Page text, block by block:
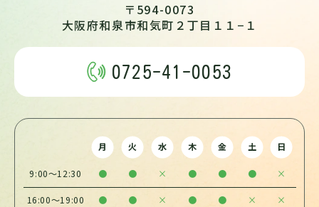
〒594-0073
大阪府和泉市和気町２丁目１１−１
0725-41-0053
月 火 水 木 金 土 日
9:00～12:30 ● ● × ● ● ● ×
16:00～19:00 ● ● × ● ● × ×